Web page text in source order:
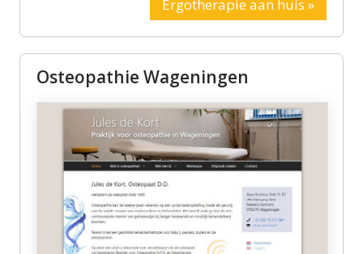
Ergotherapie aan huis »
Osteopathie Wageningen